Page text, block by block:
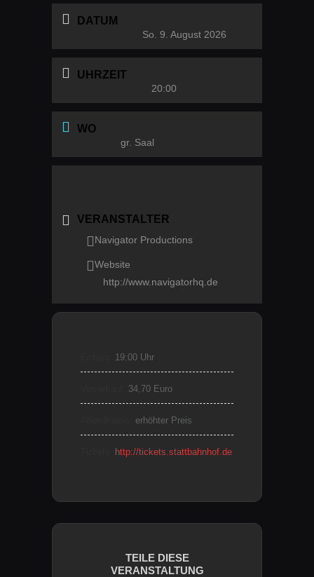
DATUM
So. 9. August 2026
UHRZEIT
20:00
WO
gr. Saal
VERANSTALTER
Navigator Productions
Website
http://www.navigatorhq.de
19:00 Uhr
34,70 Euro
erhöhter Preis
http://tickets.stattbahnhof.de
TEILE DIESE
VERANSTALTUNG